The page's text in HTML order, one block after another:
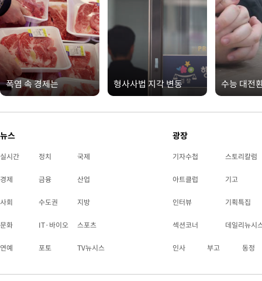
폭염 속 경제는 형사사법 지각 변동 수능 대전
뉴스
실시간 정치 국제
경제 금융 산업
사회 수도권 지방
문화 IT·바이오 스포츠
연예 포토 TV뉴시스
광장
기자수첩 스토리칼럼
아트클럽 기고
인터뷰 기획특집
섹션코너 데일리뉴시
인사 부고 동정